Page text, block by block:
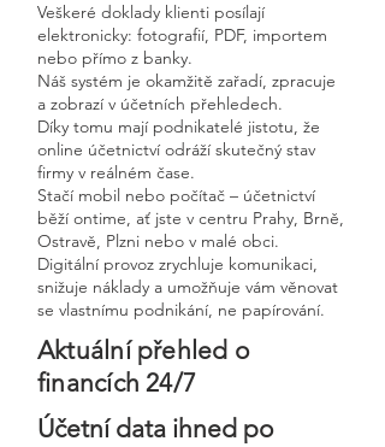
Veškeré doklady klienti posílají
elektronicky: fotografií, PDF, importem
nebo přímo z banky.
Náš systém je okamžitě zařadí, zpracuje
a zobrazí v účetních přehledech.
Díky tomu mají podnikatelé jistotu, že
online účetnictví odráží skutečný stav
firmy v reálném čase.
Stačí mobil nebo počítač – účetnictví
běží ontime, ať jste v centru Prahy, Brně,
Ostravě, Plzni nebo v malé obci.
Digitální provoz zrychluje komunikaci,
snižuje náklady a umožňuje vám věnovat
se vlastnímu podnikání, ne papírování.
Aktuální přehled o
financích 24/7
Účetní data ihned po